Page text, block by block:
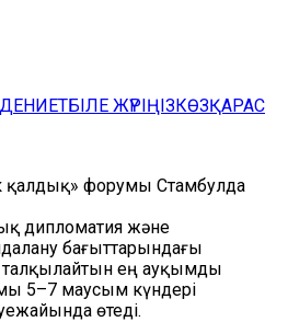
БІЛЕ ЖҮРІҢІЗКӨЗҚАРАС
қалдық» форумы Стамбулда
дипломатия және
бағыттарындағы
талқылайтын ең ауқымды
5–7 маусым күндері
өтеді.